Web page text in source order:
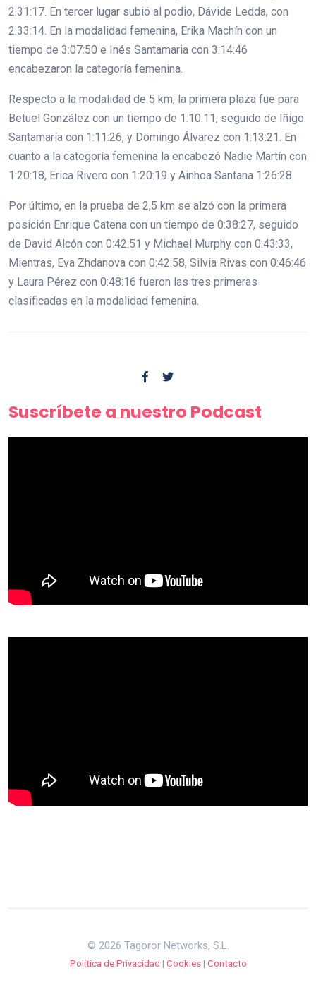
2:31:17. En tercer lugar subió al podio, Dávide Ledda, con
2:33:14. En la modalidad femenina, Erika Machín con un
tiempo de 3:07:50 e Inés Santamaria con 3:14:46
encabezaron la categoría femenina.
Respecto a la modalidad de 5 km, la primera plaza fue para
Betuel González con un tiempo de 1:10:11, seguido de Iñigo
Santamaría con 1:11:26, y Domingo Álvarez con 1:13:21. En
cuanto a la categoría femenina la encabezó Nadie Martín con
1:20:18, Erica Rivero con 1:20:19 y Ainhoa Santana 1:26:28.
Por último, en la prueba de 2,5 km se alzó con la primera
posición Enrique Catena con un tiempo de 0:38:27, seguido
de David Alcón con 0:42:51 y Michael Murphy con 0:43:33,
Mientras, Eva Zhdanova con 0:42:58, Silvia Rivas con 0:46:46
y Laura Pérez con 0:48:16 fueron las tres primeras
clasificadas en la modalidad femenina.
Suscríbete a nuestro Podcast
© 2026 Tagoror Networks, S.L.
Política de Privacidad | Cookies| Contacto